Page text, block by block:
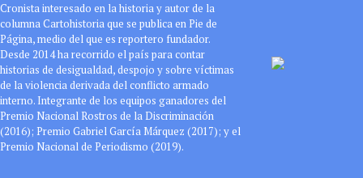
Cronista interesado en la historia y autor de la
columna Cartohistoria que se publica en Pie de
Página, medio del que es reportero fundador.
Desde 2014 ha recorrido el país para contar
historias de desigualdad, despojo y sobre víctimas
de la violencia derivada del conflicto armado
interno. Integrante de los equipos ganadores del
Premio Nacional Rostros de la Discriminación
(2016); Premio Gabriel García Márquez (2017); y el
Premio Nacional de Periodismo (2019).